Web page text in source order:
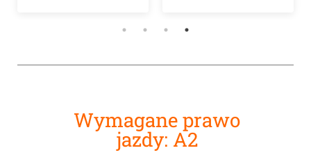
Wymagane prawo
jazdy: A2